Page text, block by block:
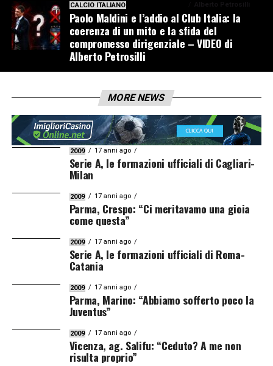
CALCIO ITALIANO
Paolo Maldini e l’addio al Club Italia: la
coerenza di un mito e la sfida del
compromesso dirigenziale – VIDEO di
Alberto Petrosilli
MORE NEWS
2009 17 anni ago
Serie A, le formazioni ufficiali di Cagliari-
Milan
2009 17 anni ago
Parma, Crespo: “Ci meritavamo una gioia
come questa”
2009 17 anni ago
Serie A, le formazioni ufficiali di Roma-
Catania
2009 17 anni ago
Parma, Marino: “Abbiamo sofferto poco la
Juventus”
2009 17 anni ago
Vicenza, ag. Salifu: “Ceduto? A me non
risulta proprio”